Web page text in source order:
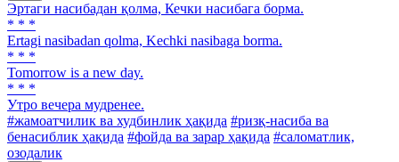
Эртаги насибадан қолма, Кечки насибага борма.
* * *
Ertagi nasibadan qolma, Kechki nasibaga borma.
* * *
Tomorrow is a new day.
* * *
Утро вечера мудренее.
#жамоатчилик ва худбинлик ҳақида #ризқ-насиба ва
бенасиблик ҳақида #фойда ва зарар ҳақида #саломатлик,
озодалик